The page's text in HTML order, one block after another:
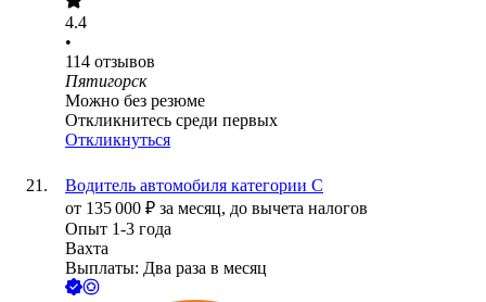
4.4
•
114 отзывов
Пятигорск
Можно без резюме
Откликнитесь среди первых
Откликнуться
Водитель автомобиля категории С
от 135 000 ₽ за месяц, до вычета налогов
Опыт 1-3 года
Вахта
Выплаты: Два раза в месяц